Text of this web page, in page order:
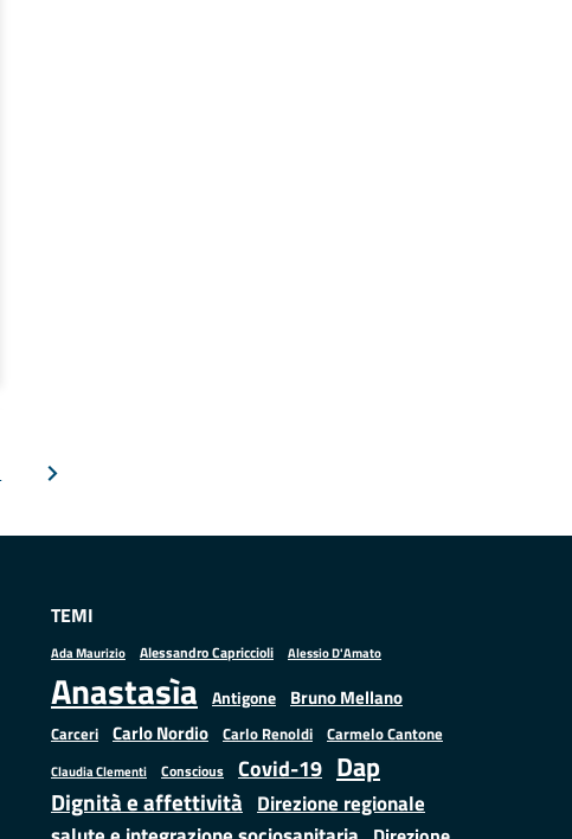
TEMI
Ada Maurizio Alessandro Capriccioli Alessio D'Amato
Anastasìa Antigone Bruno Mellano
Carceri Carlo Nordio Carlo Renoldi Carmelo Cantone
Claudia Clementi Conscious Covid-19 Dap
Dignità e affettività Direzione regionale